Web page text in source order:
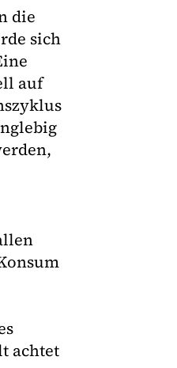
die
sich
auf
achtet